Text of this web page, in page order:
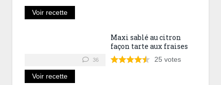
Voir recette
36
Maxi sablé au citron
façon tarte aux fraises
25 votes
Voir recette